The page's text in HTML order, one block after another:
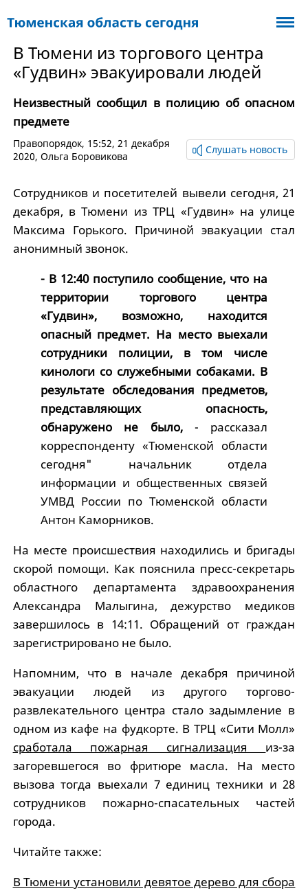
В Тюмени из торгового центра
«Гудвин» эвакуировали людей
Неизвестный сообщил в полицию об опасном
предмете
Правопорядок, 15:52, 21 декабря
2020, Ольга Боровикова
Слушать новость
Сотрудников и посетителей вывели сегодня, 21
декабря, в Тюмени из ТРЦ «Гудвин» на улице
Максима Горького. Причиной эвакуации стал
анонимный звонок.
- В 12:40 поступило сообщение, что на
территории торгового центра
«Гудвин», возможно, находится
опасный предмет. На место выехали
сотрудники полиции, в том числе
кинологи со служебными собаками. В
результате обследования предметов,
представляющих опасность,
обнаружено не было, - рассказал
корреспонденту «Тюменской области
сегодня" начальник отдела
информации и общественных связей
УМВД России по Тюменской области
Антон Каморников.
На месте происшествия находились и бригады
скорой помощи. Как пояснила пресс-секретарь
областного департамента здравоохранения
Александра Малыгина, дежурство медиков
завершилось в 14:11. Обращений от граждан
зарегистрировано не было.
Напомним, что в начале декабря причиной
эвакуации людей из другого торгово-
развлекательного центра стало задымление в
одном из кафе на фудкорте. В ТРЦ «Сити Молл»
сработала пожарная сигнализация из-за
загоревшегося во фритюре масла. На место
вызова тогда выехали 7 единиц техники и 28
сотрудников пожарно-спасательных частей
города.
Читайте также:
В Тюмени установили девятое дерево для сбора